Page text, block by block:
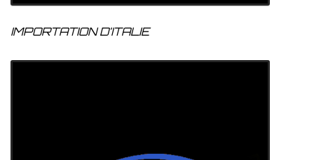
IMPORTATION D’ITALIE